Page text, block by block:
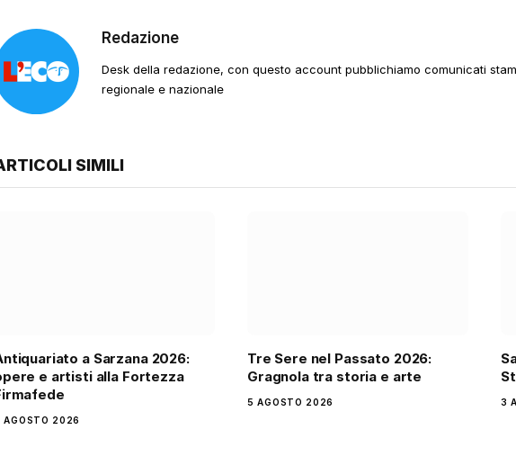
Redazione
Desk della redazione, con questo account pubblichiamo comunicati
regionale e nazionale
SIMILI
a Sarzana 2026:
e artisti alla Fortezza
AGOSTO 2026
Tre Sere nel Passato 2026:
Gragnola tra storia e arte
5 AGOSTO 2026 3